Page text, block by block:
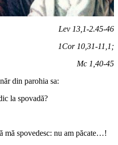
Lev 13,1-2.45-46
1Cor 10,31-11,1;
Mc 1,40-45
din parohia sa:
la spovadă?
mă spovedesc: nu am păcate…!